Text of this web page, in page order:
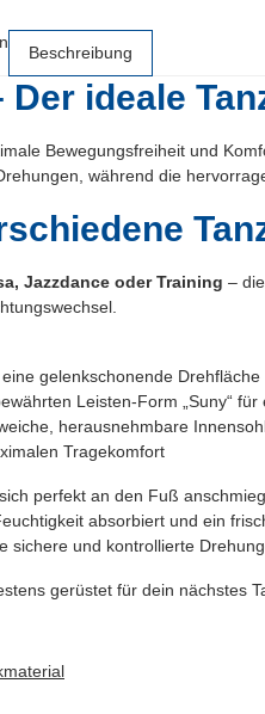
Beschreibung
Der ideale
Bewegungsfreiheit und
während die
Jazzdance oder Training –
gelenkschonende Drehfläche
Leisten-Form „Suny“
herausnehmbare
Tragekomfort
perfekt an den Fuß
absorbiert und ein
sichere und kontrollierte
gerüstet für dein nächstes